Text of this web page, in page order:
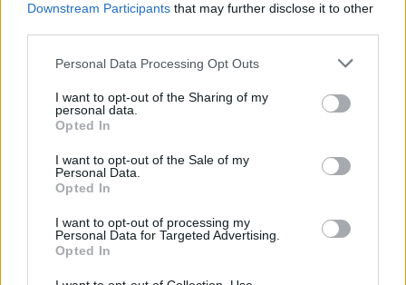
Downstream Participants that may further disclose it to other
Personal Data Processing Opt Outs
I want to opt-out of the Sharing of my
personal data.
Opted In
I want to opt-out of the Sale of my
Personal Data.
Opted In
I want to opt-out of processing my
Personal Data for Targeted Advertising.
Opted In
Sobre
Informação importante